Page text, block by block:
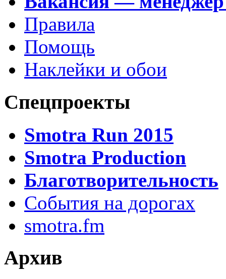
Правила
Помощь
Наклейки и обои
Спецпроекты
Smotra Run 2015
Smotra Production
Благотворительность
События на дорогах
smotra.fm
Архив